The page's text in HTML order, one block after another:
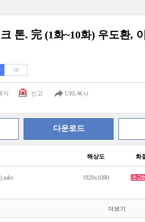
톤. 完 (1화~10화) 우도환,
38
지 신고 URL복사
다운로드
해상도 화
1920x1080
더보기